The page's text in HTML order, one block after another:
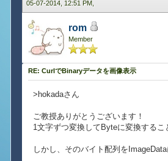
05-07-2014, 12:51 PM,
rom
Member
RE: CurlでBinaryデータを画像表示
>hokadaさん
ご教授ありがとうございます！
1文字ずつ変換してByteに変換するこ
しかし、そのバイト配列を